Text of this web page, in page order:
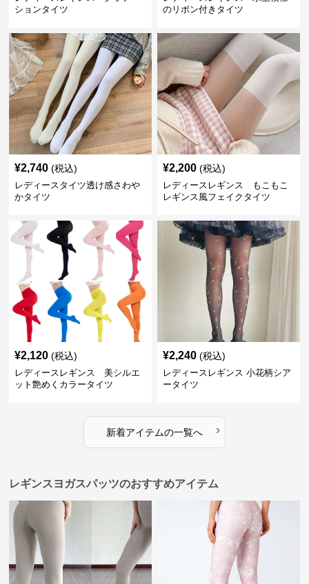
ションタイツ
のリボン付きタイツ
¥2,740 (税込)
レディースタイツ透け感さわや
かタイツ
¥2,200 (税込)
レディースレギンス もこもこ
レギンス風フェイクタイツ
¥2,120 (税込)
レディースレギンス 美シルエ
ット艶めくカラータイツ
¥2,240 (税込)
レディースレギンス 小花柄シア
ータイツ
新着アイテムの一覧へ ›
レギンスヨガスパッツのおすすめアイテム